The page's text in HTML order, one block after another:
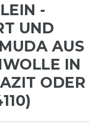
-
UND
AUS
IN
ODER